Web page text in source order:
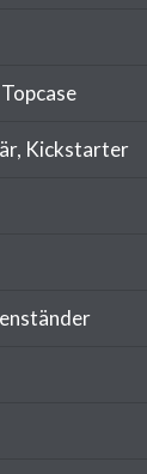
Kickstarter